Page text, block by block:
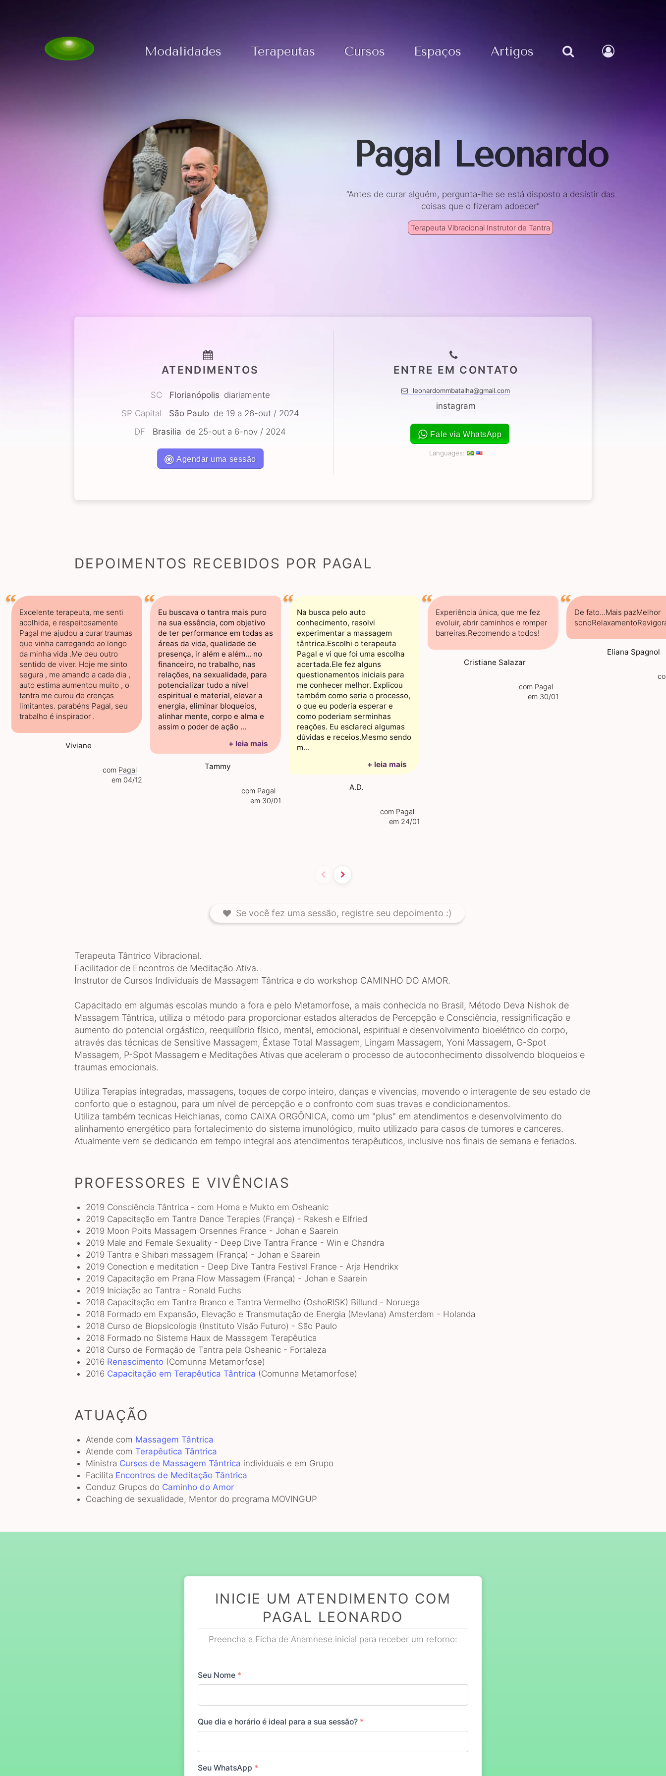
Modalidades Terapeutas Cursos Espaços Artigos
Pagal Leonardo
“Antes de curar alguém, pergunta-lhe se está disposto a desistir das
coisas que o fizeram adoecer”
Terapeuta Vibracional Instrutor de Tantra
ATENDIMENTOS
SC Florianópolis diariamente
SP Capital
São Paulo de 19 a 26-out / 2024
DF
Brasilia de 25-out a 6-nov / 2024
Agendar uma sessão
ENTRE EM CONTATO
leonardommbatalha@gmail.com
instagram
Fale via WhatsApp
Languages:
DEPOIMENTOS RECEBIDOS POR PAGAL
Excelente terapeuta, me senti
acolhida, e respeitosamente
Pagal me ajudou a curar traumas
que vinha carregando ao longo
da minha vida .Me deu outro
sentido de viver. Hoje me sinto
segura , me amando a cada dia ,
auto estima aumentou muito , o
tantra me curou de crenças
limitantes. parabéns Pagal, seu
trabalho é inspirador .
Viviane
com Pagal
em 04/12
Eu buscava o tantra mais puro
na sua essência, com objetivo
de ter performance em todas as
áreas da vida, qualidade de
presença, ir além e além... no
financeiro, no trabalho, nas
relações, na sexualidade, para
potencializar tudo a nível
espiritual e material, elevar a
energia, eliminar bloqueios,
alinhar mente, corpo e alma e
assim o poder de ação ...
+ leia mais
Tammy
com Pagal
em 30/01
Na busca pelo auto
conhecimento, resolvi
experimentar a massagem
tântrica.Escolhi o terapeuta
Pagal e vi que foi uma escolha
acertada.Ele fez alguns
questionamentos iniciais para
me conhecer melhor. Explicou
também como seria o processo,
o que eu poderia esperar e
como poderiam serminhas
reações. Eu esclareci algumas
dúvidas e receios.Mesmo sendo
m...
+ leia mais
A.D.
com Pagal
em 24/01
Experiência única, que me fez
evoluir, abrir caminhos e romper
barreiras.Recomendo a todos!
Cristiane Salazar
com Pagal
em 30/01
De fato...Mais pazMelhor
Eliana Spagnol
Se você fez uma sessão, registre seu depoimento :)
Terapeuta Tântrico Vibracional.
Facilitador de Encontros de Meditação Ativa.
Instrutor de Cursos Individuais de Massagem Tântrica e do workshop CAMINHO DO AMOR.
Capacitado em algumas escolas mundo a fora e pelo Metamorfose, a mais conhecida no Brasil, Método Deva Nishok de
Massagem Tântrica, utiliza o método para proporcionar estados alterados de Percepção e Consciência, ressignificação e
aumento do potencial orgástico, reequilíbrio físico, mental, emocional, espiritual e desenvolvimento bioelétrico do corpo,
através das técnicas de Sensitive Massagem, Êxtase Total Massagem, Lingam Massagem, Yoni Massagem, G-Spot
Massagem, P-Spot Massagem e Meditações Ativas que aceleram o processo de autoconhecimento dissolvendo bloqueios e
traumas emocionais.
Utiliza Terapias integradas, massagens, toques de corpo inteiro, danças e vivencias, movendo o interagente de seu estado de
conforto que o estagnou, para um nível de percepção e o confronto com suas travas e condicionamentos.
Utiliza também tecnicas Heichianas, como CAIXA ORGÔNICA, como um "plus" em atendimentos e desenvolvimento do
alinhamento energético para fortalecimento do sistema imunológico, muito utilizado para casos de tumores e canceres.
Atualmente vem se dedicando em tempo integral aos atendimentos terapêuticos, inclusive nos finais de semana e feriados.
PROFESSORES E VIVÊNCIAS
2019 Consciência Tântrica - com Homa e Mukto em Osheanic
2019 Capacitação em Tantra Dance Terapies (França) - Rakesh e Elfried
2019 Moon Poits Massagem Orsennes France - Johan e Saarein
2019 Male and Female Sexuality - Deep Dive Tantra France - Win e Chandra
2019 Tantra e Shibari massagem (França) - Johan e Saarein
2019 Conection e meditation - Deep Dive Tantra Festival France - Arja Hendrikx
2019 Capacitação em Prana Flow Massagem (França) - Johan e Saarein
2019 Iniciação ao Tantra - Ronald Fuchs
2018 Capacitação em Tantra Branco e Tantra Vermelho (OshoRISK) Billund - Noruega
2018 Formado em Expansão, Elevação e Transmutação de Energia (Mevlana) Amsterdam - Holanda
2018 Curso de Biopsicologia (Instituto Visão Futuro) - São Paulo
2018 Formado no Sistema Haux de Massagem Terapêutica
2018 Curso de Formação de Tantra pela Osheanic - Fortaleza
2016 Renascimento(Comunna Metamorfose)
2016 Capacitação em Terapêutica Tântrica (Comunna Metamorfose)
ATUAÇÃO
Atende com Massagem Tântrica
Atende com Terapêutica Tântrica
Ministra Cursos de Massagem Tântrica individuais e em Grupo
Facilita Encontros de Meditação Tântrica
Conduz Grupos do Caminho do Amor
Coaching de sexualidade, Mentor do programa MOVINGUP
INICIE UM ATENDIMENTO COM
PAGAL LEONARDO
Preencha a Ficha de Anamnese inicial para receber um retorno:
Seu Nome *
Que dia e horário é ideal para a sua sessão? *
Seu WhatsApp *